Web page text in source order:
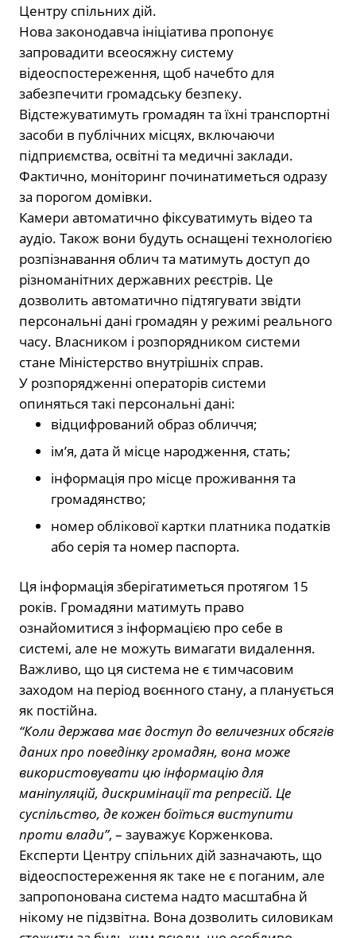
Центру спільних дій.
Нова законодавча ініціатива пропонує
запровадити всеосяжну систему
відеоспостереження, щоб начебто для
забезпечити громадську безпеку.
Відстежуватимуть громадян та їхні транспортні
засоби в публічних місцях, включаючи
підприємства, освітні та медичні заклади.
Фактично, моніторинг починатиметься одразу
за порогом домівки.
Камери автоматично фіксуватимуть відео та
аудіо. Також вони будуть оснащені технологією
розпізнавання облич та матимуть доступ до
різноманітних державних реєстрів. Це
дозволить автоматично підтягувати звідти
персональні дані громадян у режимі реального
часу. Власником і розпорядником системи
стане Міністерство внутрішніх справ.
У розпорядженні операторів системи
опиняться такі персональні дані:
відцифрований образ обличчя;
ім’я, дата й місце народження, стать;
інформація про місце проживання та
громадянство;
номер облікової картки платника податків
або серія та номер паспорта.
Ця інформація зберігатиметься протягом 15
років. Громадяни матимуть право
ознайомитися з інформацією про себе в
системі, але не можуть вимагати видалення.
Важливо, що ця система не є тимчасовим
заходом на період воєнного стану, а планується
як постійна.
“Коли держава має доступ до величезних обсягів
даних про поведінку громадян, вона може
використовувати цю інформацію для
маніпуляцій, дискримінації та репресій. Це
суспільство, де кожен боїться виступити
проти влади”, – зауважує Корженкова.
Експерти Центру спільних дій зазначають, що
відеоспостереження як таке не є поганим, але
запропонована система надто масштабна й
нікому не підзвітна. Вона дозволить силовикам